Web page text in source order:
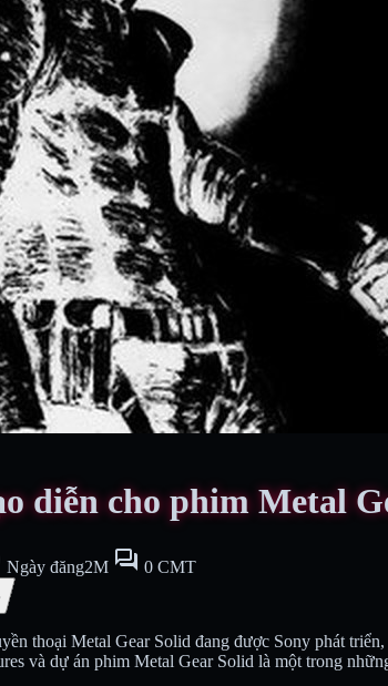
diễn cho phim Metal
Ngày đăng2M forum 0 CMT
thoại Metal Gear Solid đang được Sony phát
và dự án phim Metal Gear Solid là một trong